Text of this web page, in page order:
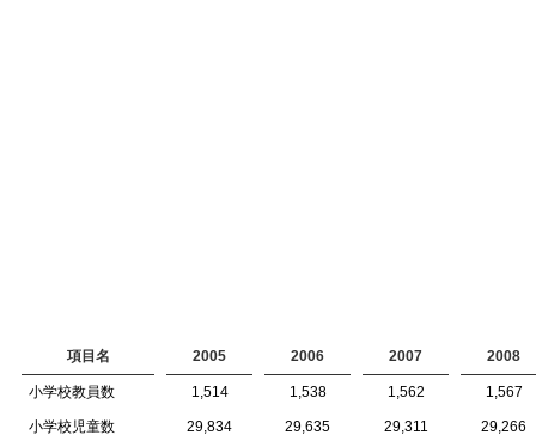
項目名 2005 2006 2007 2008
小学校教員数 1,514 1,538 1,562 1,567
小学校児童数 29,834 29,635 29,311 29,266